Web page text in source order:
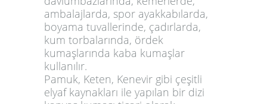
ambalajlarda, spor ayakkabılarda,
boyama tuvallerinde, çadırlarda,
kum torbalarında, ördek
kumaşlarında kaba kumaşlar
kullanılır.
Pamuk, Keten, Kenevir gibi çeşitli
elyaf kaynakları ile yapılan bir dizi